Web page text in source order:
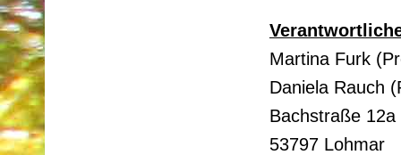
Martina Furk
Daniela Rauch
Bachstraße 12a
53797 Lohmar